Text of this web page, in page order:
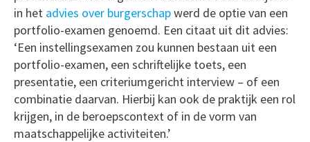
in het advies over burgerschapwerd de optie van een
portfolio-examen genoemd. Een citaat uit dit advies:
‘Een instellingsexamen zou kunnen bestaan uit een
portfolio-examen, een schriftelijke toets, een
presentatie, een criteriumgericht interview – of een
combinatie daarvan. Hierbij kan ook de praktijk een rol
krijgen, in de beroepscontext of in de vorm van
maatschappelijke activiteiten.’